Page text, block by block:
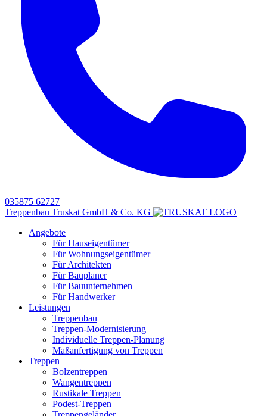
035875 62727
Treppenbau Truskat GmbH & Co. KG
Angebote
Für Hauseigentümer
Für Wohnungseigentümer
Für Architekten
Für Bauplaner
Für Bauunternehmen
Für Handwerker
Leistungen
Treppenbau
Treppen-Modernisierung
Individuelle Treppen-Planung
Maßanfertigung von Treppen
Treppen
Bolzentreppen
Wangentreppen
Rustikale Treppen
Podest-Treppen